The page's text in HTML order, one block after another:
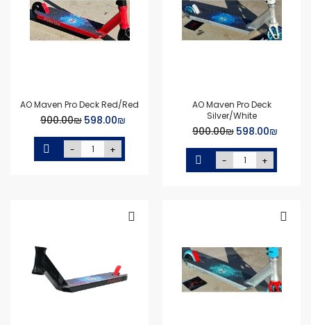
AO Maven Pro Deck
Silver/White
Special
₪‏598.00
₪‏900.00
- +
AO Maven Pro Deck Red/Red
Special
₪‏598.00
₪‏900.00
- +